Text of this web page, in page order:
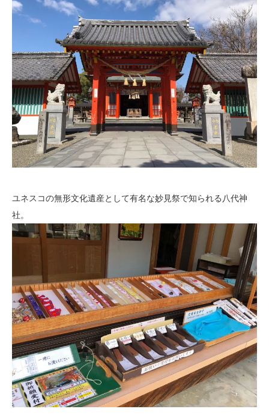
ユネスコの無形文化遺産として有名な妙見祭で知られる八代神
社。